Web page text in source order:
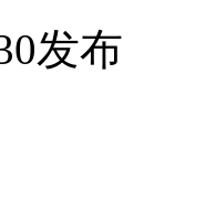
发布